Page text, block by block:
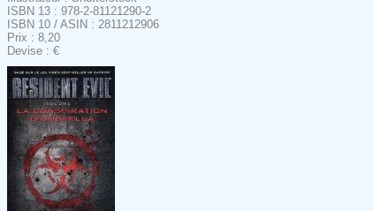
ISBN 13 : 978-2-81121290-2
ISBN 10 / ASIN : 2811212906
Prix : 8,20
Devise : €